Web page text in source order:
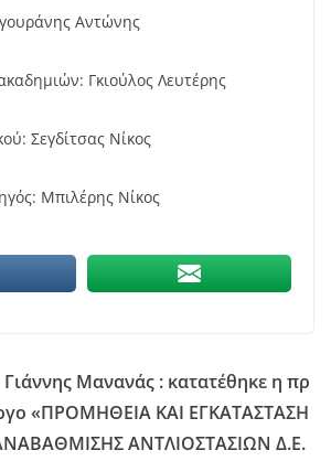
Αντώνης
Γκιούλος Λευτέρης
Σεγδίτσας Νίκος
Μπιλέρης Νίκος
Μανανάς : κατατέθηκε η πρ
«ΠΡΟΜΗΘΕΙΑ ΚΑΙ ΕΓΚΑΤΑΣΤΑΣΗ
ΑΝΤΛΙΟΣΤΑΣΙΩΝ Δ.Ε.